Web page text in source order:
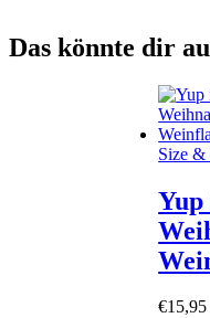
Das könnte dir
Size &
Yup
€15,95